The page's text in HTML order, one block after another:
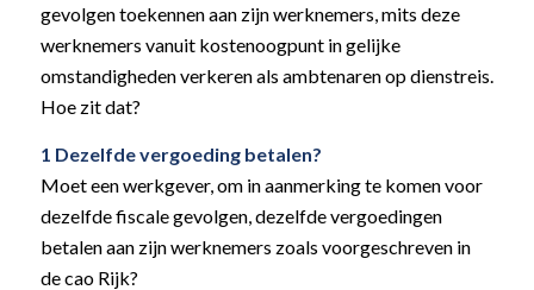
gevolgen toekennen aan zijn werknemers, mits deze
werknemers vanuit kostenoogpunt in gelijke
omstandigheden verkeren als ambtenaren op dienstreis.
Hoe zit dat?
1 Dezelfde vergoeding betalen?
Moet een werkgever, om in aanmerking te komen voor
dezelfde fiscale gevolgen, dezelfde vergoedingen
betalen aan zijn werknemers zoals voorgeschreven in
de cao Rijk?